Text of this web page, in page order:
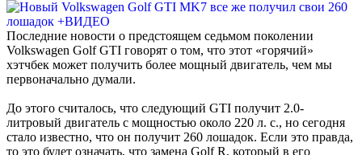
Последние новости о предстоящем седьмом поколении
Volkswagen Golf GTI говорят о том, что этот «горячий»
хэтчбек может получить более мощный двигатель, чем мы
первоначально думали.
До этого считалось, что следующий GTI получит 2.0-
литровый двигатель с мощностью около 220 л. с., но сегодня
стало известно, что он получит 260 лошадок. Если это правда,
то это будет означать, что замена Golf R, который в его